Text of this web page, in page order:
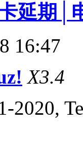
延期│
16:47
X3.4
2020,